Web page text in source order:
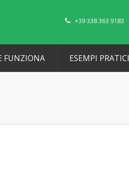
+39 338 363 9183
FUNZIONA ESEMPI PRATICI